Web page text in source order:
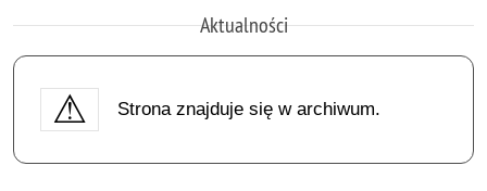
Aktualności
Strona znajduje się w archiwum.